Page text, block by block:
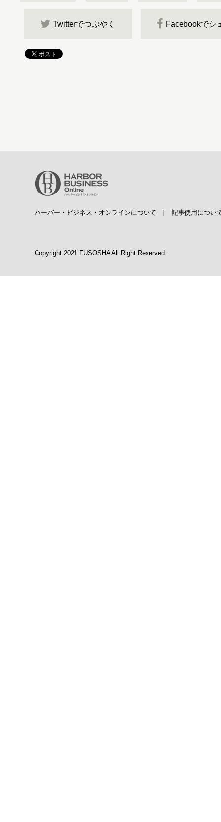
Twitterでつぶやく Facebookでシ
ハーバー・ビジネス・オンラインについて 記事使用につい
Copyright 2021 FUSOSHA All Right Reserved.